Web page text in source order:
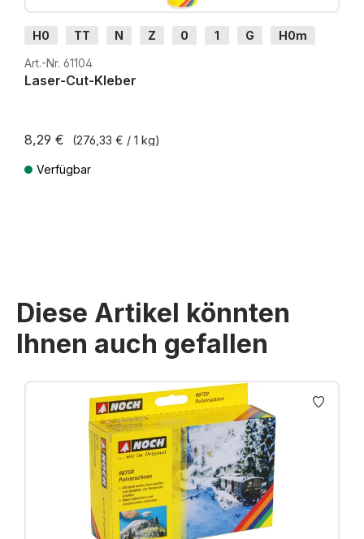
H0 TT N Z 0 1 G
H0m
H0e
Art.-Nr. 61104
Laser-Cut-Kleber
8,29 € (276,33 € / 1 kg)
Verfügbar
Diese Artikel könnten
Ihnen auch gefallen
Produktgalerie überspringen